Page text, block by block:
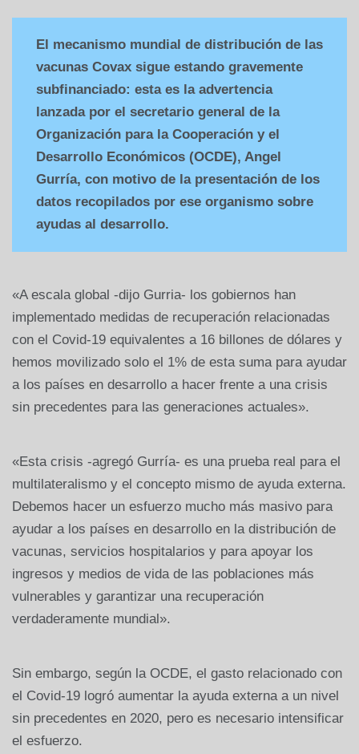
El mecanismo mundial de distribución de las
vacunas Covax sigue estando gravemente
subfinanciado: esta es la advertencia
lanzada por el secretario general de la
Organización para la Cooperación y el
Desarrollo Económicos (OCDE), Angel
Gurría, con motivo de la presentación de los
datos recopilados por ese organismo sobre
ayudas al desarrollo.
«A escala global -dijo Gurria- los gobiernos han
implementado medidas de recuperación relacionadas
con el Covid-19 equivalentes a 16 billones de dólares y
hemos movilizado solo el 1% de esta suma para ayudar
a los países en desarrollo a hacer frente a una crisis
sin precedentes para las generaciones actuales».
«Esta crisis -agregó Gurría- es una prueba real para el
multilateralismo y el concepto mismo de ayuda externa.
Debemos hacer un esfuerzo mucho más masivo para
ayudar a los países en desarrollo en la distribución de
vacunas, servicios hospitalarios y para apoyar los
ingresos y medios de vida de las poblaciones más
vulnerables y garantizar una recuperación
verdaderamente mundial».
Sin embargo, según la OCDE, el gasto relacionado con
el Covid-19 logró aumentar la ayuda externa a un nivel
sin precedentes en 2020, pero es necesario intensificar
el esfuerzo.